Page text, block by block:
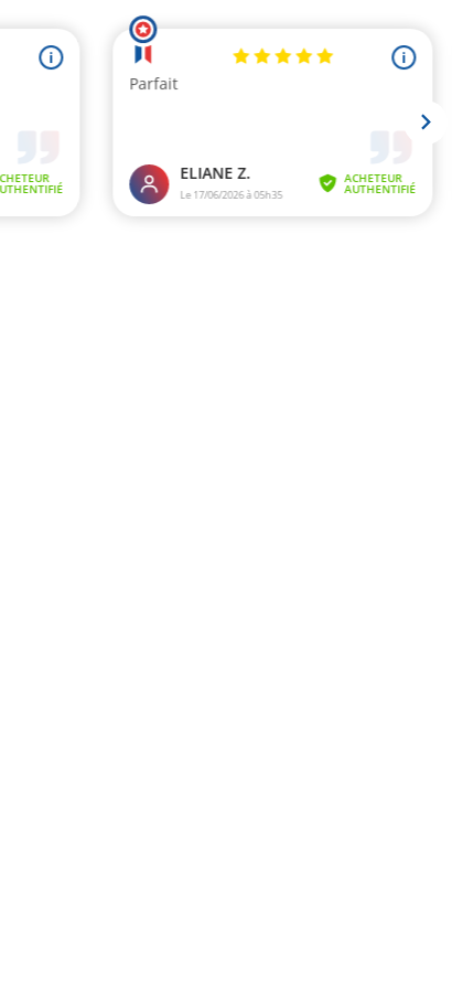
i i
Parfait
ELIANE Z.
Le 17/06/2026 à 05h35
ACHETEUR
AUTHENTIFIÉ